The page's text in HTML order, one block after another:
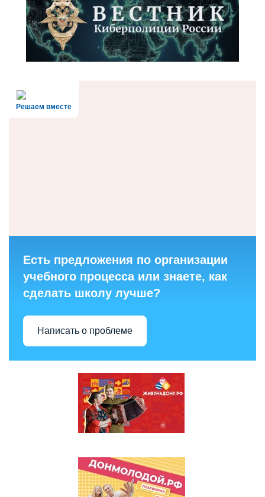
Решаем вместе
Есть предложения по организации
учебного процесса или знаете, как
сделать школу лучше?
Написать о проблеме